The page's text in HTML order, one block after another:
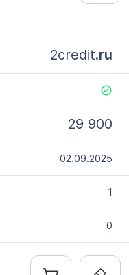
2credit.ru
29 900
02.09.2025
1
0